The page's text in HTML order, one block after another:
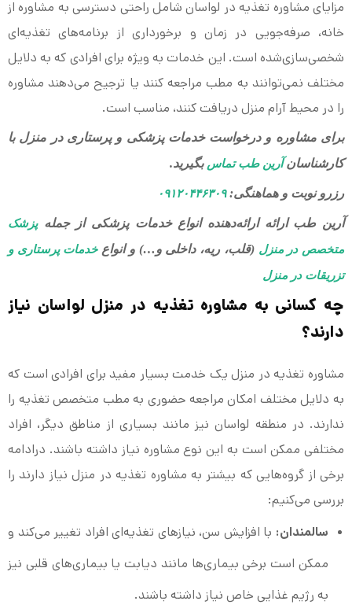
مزایای مشاوره تغذیه در لواسان شامل راحتی دسترسی به مشاوره از
خانه، صرفه‌جویی در زمان و برخورداری از برنامه‌های تغذیه‌ای
شخصی‌سازی‌شده است. این خدمات به ویژه برای افرادی که به دلایل
مختلف نمی‌توانند به مطب مراجعه کنند یا ترجیح می‌دهند مشاوره
را در محیط آرام منزل دریافت کنند، مناسب است.
برای مشاوره و درخواست خدمات پزشکی و پرستاری در منزل با
کارشناسانآرین طب تماسبگیرید.
رزرو نوبت و هماهنگی:۰۹۱۲۰۴۴۶۳۰۹
آرین طب ارائه ارائه‌دهنده انواع خدمات پزشکی از جمله پزشک
متخصص در منزل (قلب، ریه، داخلی و…) و انواع خدمات پرستاری و
تزریقات در منزل
چه کسانی به مشاوره تغذیه در منزل لواسان نیاز
دارند؟
مشاوره تغذیه در منزل یک خدمت بسیار مفید برای افرادی است که
به دلایل مختلف امکان مراجعه حضوری به مطب متخصص تغذیه را
ندارند. در منطقه لواسان نیز مانند بسیاری از مناطق دیگر، افراد
مختلفی ممکن است به این نوع مشاوره نیاز داشته باشند. درادامه
برخی از گروه‌هایی که بیشتر به مشاوره تغذیه در منزل نیاز دارند را
بررسی می‌کنیم:
سالمندان:با افزایش سن، نیازهای تغذیه‌ای افراد تغییر می‌کند و
ممکن است برخی بیماری‌ها مانند دیابت یا بیماری‌های قلبی نیز
به رژیم غذایی خاص نیاز داشته باشند.